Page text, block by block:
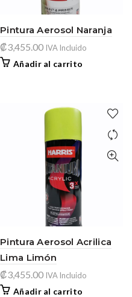
Pintura Aerosol Naranja
₡3,455.00 IVA Incluido
Añadir al carrito
Pintura Aerosol Acrilica
Lima Limón
₡3,455.00 IVA Incluido
Añadir al carrito